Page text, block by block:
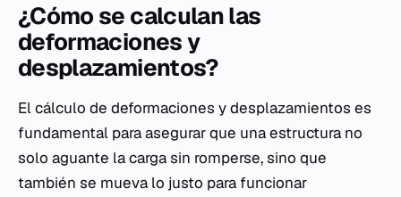
¿Cómo se calculan las
deformaciones y
desplazamientos?
El cálculo de deformaciones y desplazamientos es
fundamental para asegurar que una estructura no
solo aguante la carga sin romperse, sino que
también se mueva lo justo para funcionar